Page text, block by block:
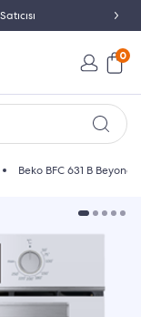
0
Beko BFC 631 B Beyond